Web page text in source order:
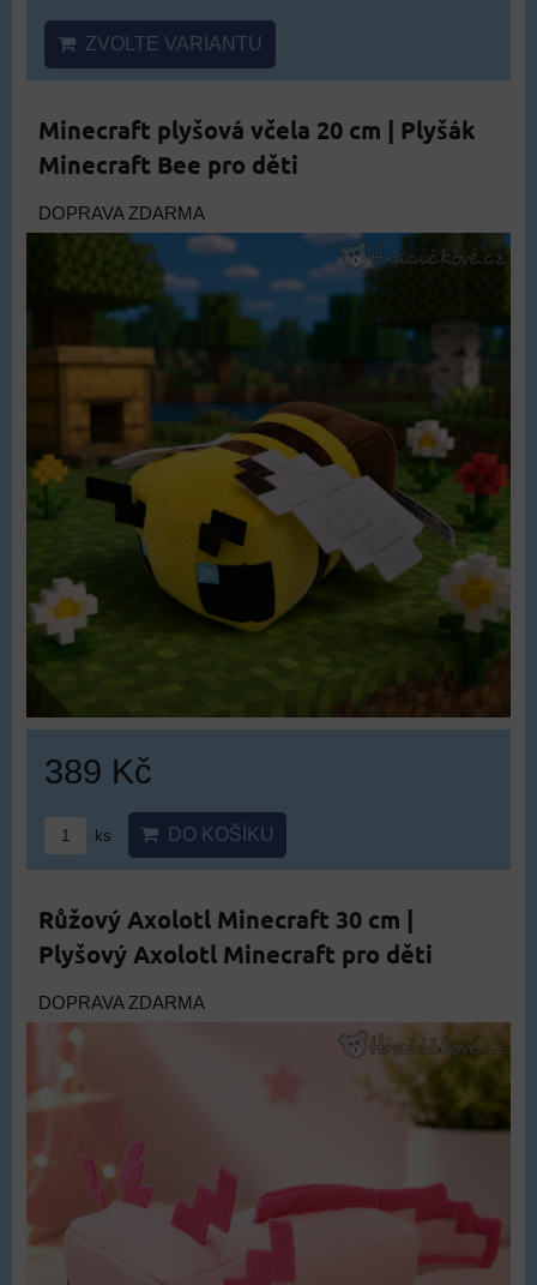
ZVOLTE VARIANTU
Minecraft plyšová včela 20 cm | Plyšák
Minecraft Bee pro děti
DOPRAVA ZDARMA
389 Kč
ks DO KOŠÍKU
Růžový Axolotl Minecraft 30 cm |
Plyšový Axolotl Minecraft pro děti
DOPRAVA ZDARMA